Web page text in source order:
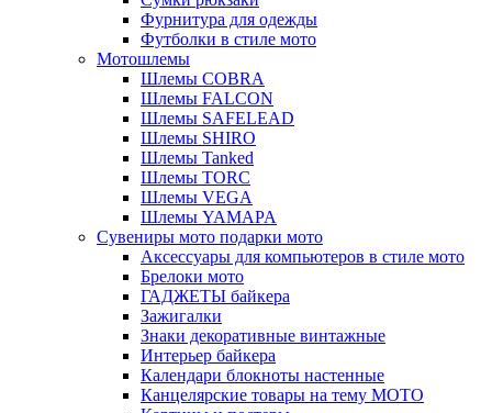
Фурнитура для одежды
Футболки в стиле мото
Мотошлемы
Шлемы COBRA
Шлемы FALCON
Шлемы SAFELEAD
Шлемы SHIRO
Шлемы Tanked
Шлемы TORC
Шлемы VEGA
Шлемы YAMAPA
Сувениры мото подарки мото
Аксессуары для компьютеров в стиле мото
Брелоки мото
ГАДЖЕТЫ байкера
Зажигалки
Знаки декоративные винтажные
Интерьер байкера
Календари блокноты настенные
Канцелярские товары на тему МОТО